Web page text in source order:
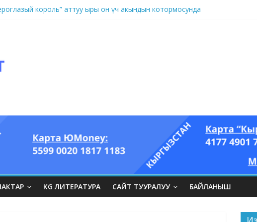
король” аттуу ыры он үч акындын котормосунда
KG ЛИТЕРАТУРА САЙТ ТУУРАЛУУ БАЙЛАНЫШ